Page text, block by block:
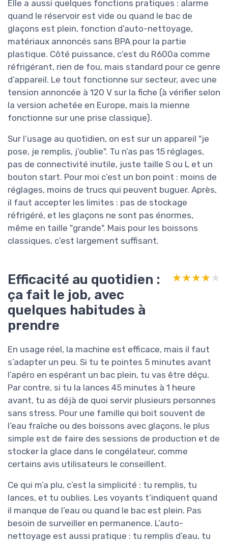
Elle a aussi quelques fonctions pratiques : alarme
quand le réservoir est vide ou quand le bac de
glaçons est plein, fonction d’auto-nettoyage,
matériaux annoncés sans BPA pour la partie
plastique. Côté puissance, c’est du R600a comme
réfrigérant, rien de fou, mais standard pour ce genre
d’appareil. Le tout fonctionne sur secteur, avec une
tension annoncée à 120 V sur la fiche (à vérifier selon
la version achetée en Europe, mais la mienne
fonctionne sur une prise classique).
Sur l’usage au quotidien, on est sur un appareil "je
pose, je remplis, j’oublie". Tu n’as pas 15 réglages,
pas de connectivité inutile, juste taille S ou L et un
bouton start. Pour moi c’est un bon point : moins de
réglages, moins de trucs qui peuvent buguer. Après,
il faut accepter les limites : pas de stockage
réfrigéré, et les glaçons ne sont pas énormes,
même en taille "grande". Mais pour les boissons
classiques, c’est largement suffisant.
Efficacité au quotidien :
ça fait le job, avec
quelques habitudes à
prendre
★★★★★
★★★★★
En usage réel, la machine est efficace, mais il faut
s’adapter un peu. Si tu te pointes 5 minutes avant
l’apéro en espérant un bac plein, tu vas être déçu.
Par contre, si tu la lances 45 minutes à 1 heure
avant, tu as déjà de quoi servir plusieurs personnes
sans stress. Pour une famille qui boit souvent de
l’eau fraîche ou des boissons avec glaçons, le plus
simple est de faire des sessions de production et de
stocker la glace dans le congélateur, comme
certains avis utilisateurs le conseillent.
Ce qui m’a plu, c’est la simplicité : tu remplis, tu
lances, et tu oublies. Les voyants t’indiquent quand
il manque de l’eau ou quand le bac est plein. Pas
besoin de surveiller en permanence. L’auto-
nettoyage est aussi pratique : tu remplis d’eau, tu